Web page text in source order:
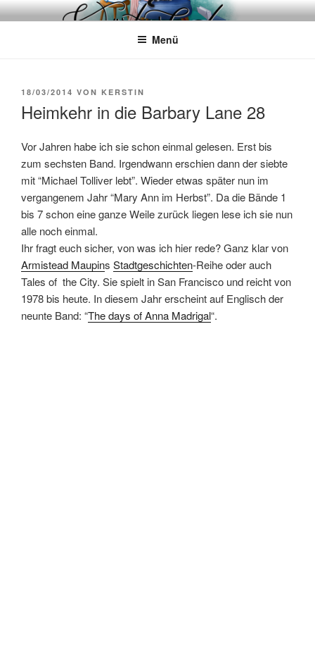
Zum
InhaltWÖRTERKATZE
Von Büchern erzählen
Menü
VERÖFFENTLICHT
18/03/2014 VON KERSTIN
Heimkehr in die Barbary Lane 28
Vor Jahren habe ich sie schon einmal gelesen. Erst bis
zum sechsten Band. Irgendwann erschien dann der siebte
mit “Michael Tolliver lebt”. Wieder etwas später nun im
vergangenem Jahr “Mary Ann im Herbst”. Da die Bände 1
bis 7 schon eine ganze Weile zurück liegen lese ich sie nun
alle noch einmal.
Ihr fragt euch sicher, von was ich hier rede? Ganz klar von
Armistead Maupins Stadtgeschichten-Reihe oder auch
Tales of the City. Sie spielt in San Francisco und reicht von
1978 bis heute. In diesem Jahr erscheint auf Englisch der
neunte Band: “The days of Anna Madrigal“.